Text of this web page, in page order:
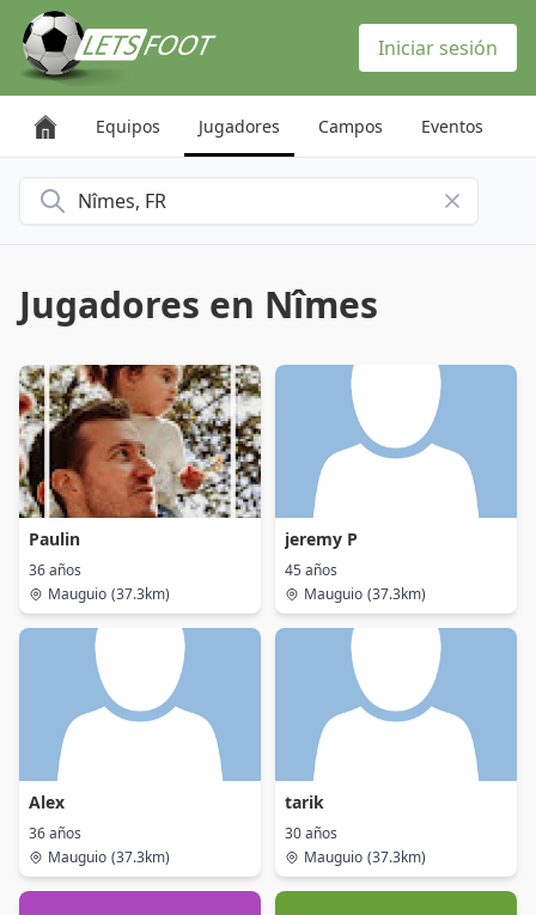
Iniciar sesión
Equipos Jugadores Campos Eventos
Buscar una ciudad
Jugadores en Nîmes
Paulin
36 años
Mauguio (37.3km)
jeremy P
45 años
Mauguio (37.3km)
Alex
36 años
Mauguio (37.3km)
tarik
30 años
Mauguio (37.3km)
Panel de gestión de cookies